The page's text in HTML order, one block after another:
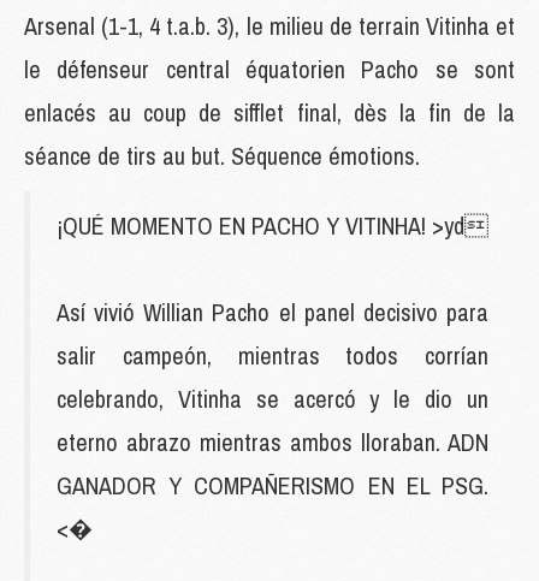
Arsenal (1-1, 4 t.a.b. 3), le milieu de terrain Vitinha et
le défenseur central équatorien Pacho se sont
enlacés au coup de sifflet final, dès la fin de la
séance de tirs au but. Séquence émotions.
¡QUÉ MOMENTO EN PACHO Y VITINHA! >yd
Así vivió Willian Pacho el panel decisivo para
salir campeón, mientras todos corrían
celebrando, Vitinha se acercó y le dio un
eterno abrazo mientras ambos lloraban. ADN
GANADOR Y COMPAÑERISMO EN EL PSG.
<�